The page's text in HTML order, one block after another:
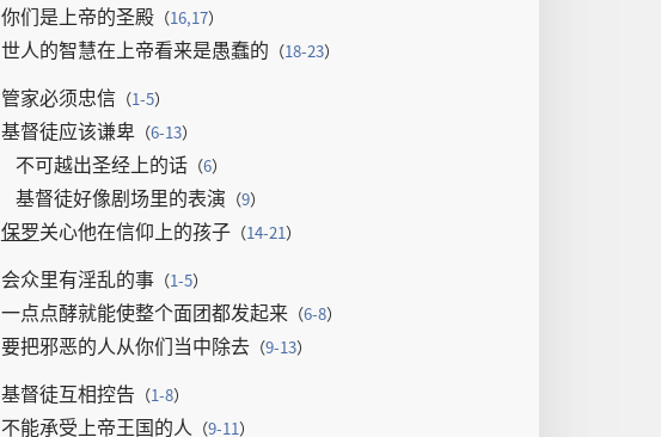
你们是上帝的圣殿（16,17）
世人的智慧在上帝看来是愚蠢的 （18-23）
管家必须忠信（1-5）
基督徒应该谦卑（6-13）
不可越出圣经上的话（6）
基督徒好像剧场里的表演 （9）
保罗关心他在信仰上的孩子（14-21）
会众里有淫乱的事（1-5）
一点点酵就能使整个面团都发起来（6-8）
要把邪恶的人从你们当中除去（9-13）
基督徒互相控告 （1-8）
不能承受上帝王国的人 （9-11）